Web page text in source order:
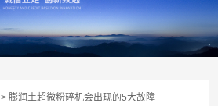
> 膨润土超微粉碎机会出现的5大故障